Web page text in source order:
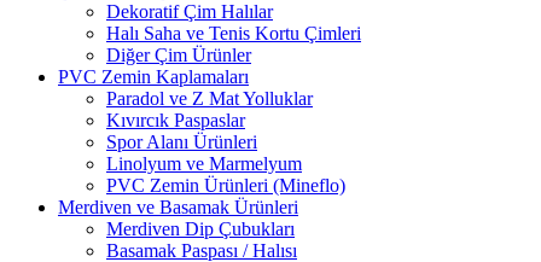
Dekoratif Çim Halılar
Halı Saha ve Tenis Kortu Çimleri
Diğer Çim Ürünler
PVC Zemin Kaplamaları
Paradol ve Z Mat Yolluklar
Kıvırcık Paspaslar
Spor Alanı Ürünleri
Linolyum ve Marmelyum
PVC Zemin Ürünleri (Mineflo)
Merdiven ve Basamak Ürünleri
Merdiven Dip Çubukları
Basamak Paspası / Halısı